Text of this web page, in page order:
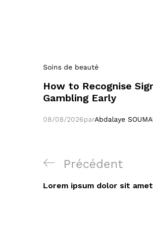
Soins de beauté
How to Recognise
Gambling Early
08/08/2026parAbdalaye
Navigation
de
Poste
précédent
Précédent
Lorem ipsum dolor sit amet